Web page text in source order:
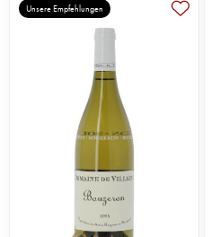
Unsere Empfehlungen